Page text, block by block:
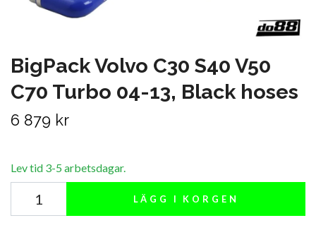
BigPack Volvo C30 S40 V50
C70 Turbo 04-13, Black hoses
6 879 kr
Lev tid 3-5 arbetsdagar.
LÄGG I KORGEN